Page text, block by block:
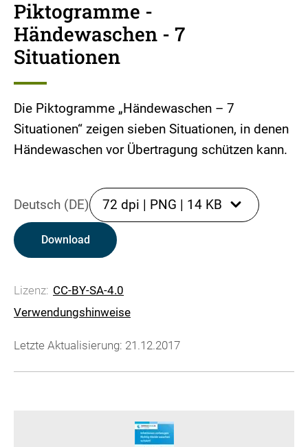
Piktogramme -
Händewaschen - 7
Situationen
Die Piktogramme „Händewaschen – 7
Situationen“ zeigen sieben Situationen, in denen
Händewaschen vor Übertragung schützen kann.
Deutsch (DE) 72 dpi | PNG | 14 KB
Download
Lizenz: CC-BY-SA-4.0
Verwendungshinweise
Letzte Aktualisierung: 21.12.2017